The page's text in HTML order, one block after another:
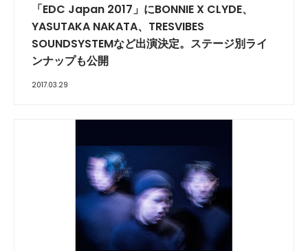
「EDC Japan 2017」にBONNIE X CLYDE、
YASUTAKA NAKATA、TRESVIBES
SOUNDSYSTEMなど出演決定。ステージ別ライ
ンナップも公開
2017.03.29